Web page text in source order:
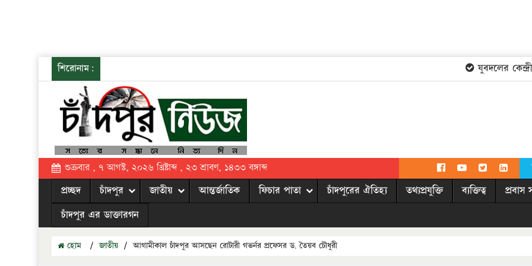
শিরোনাম: যুবদলের কেন্দ্রীয়
শুক্রবার , ৭ আগস্ট, ২০২৬ খ্রিষ্টাব্দ , ২৩ শ্রাবণ, ১৪৩৩ বঙ্গাব্দ
প্রচ্ছদ চাঁদপুর জাতীয় আন্তর্জাতিক ফিচার পাতা চাঁদপুরের ঐতিহ্য তথ্যপ্রযুক্তি ব্যক্তিত্ব প্রবাস
চাঁদপুর এর ডাক্তারগন
হোম / জাতীয় / আগামীকাল চাঁদপুর আসছেন রোটারী গভর্নর প্রফেসর ড. তৈয়ব চৌধুরী